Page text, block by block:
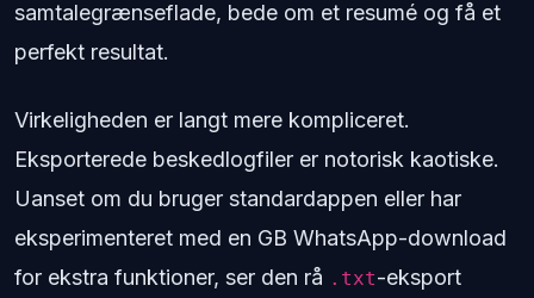
samtalegrænseflade, bede om et resumé og få et
perfekt resultat.
Virkeligheden er langt mere kompliceret.
Eksporterede beskedlogfiler er notorisk kaotiske.
Uanset om du bruger standardappen eller har
eksperimenteret med en GB WhatsApp-download
for ekstra funktioner, ser den rå .txt-eksport